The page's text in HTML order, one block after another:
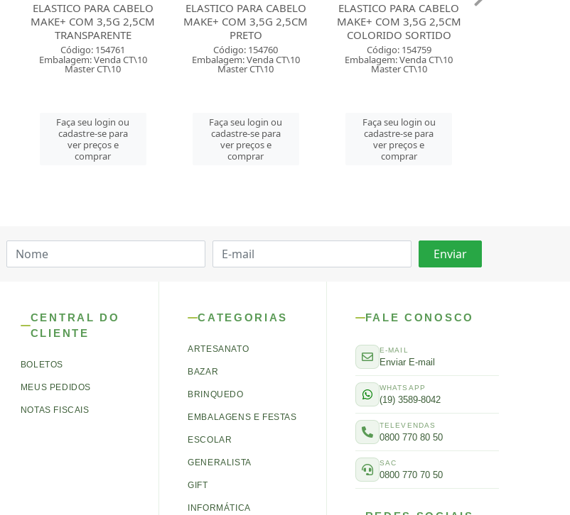
ELASTICO PARA CABELO
MAKE+ COM 3,5G 2,5CM
PRETO
Código: 154760
Embalagem: Venda CT\10
Master CT\10
Faça seu login ou
cadastre-se para
ver preços e
comprar
ELASTICO PARA CABELO
MAKE+ COM 3,5G 2,5CM
COLORIDO SORTIDO
Código: 154759
Embalagem: Venda CT\10
Master CT\10
Faça seu login ou
cadastre-se para
ver preços e
comprar
ELASTICO PARA CABELO
MAKE+ COM 8 4CM
COLORIDO SORTIDO
Código: 154758
Embalagem: Venda CT\10
Master CT\10
Faça seu login ou
cadastre-se para
ver preços e
comprar
CENTRAL DO
CLIENTE
BOLETOS
MEUS PEDIDOS
NOTAS FISCAIS
CATEGORIAS
ARTESANATO
BAZAR
BRINQUEDO
EMBALAGENS E FESTAS
ESCOLAR
GENERALISTA
GIFT
INFORMÁTICA
FALE CONOSCO
E-MAIL
Enviar E-mail
WHATSAPP
(19) 3589-8042
TELEVENDAS
0800 770 80 50
SAC
0800 770 70 50